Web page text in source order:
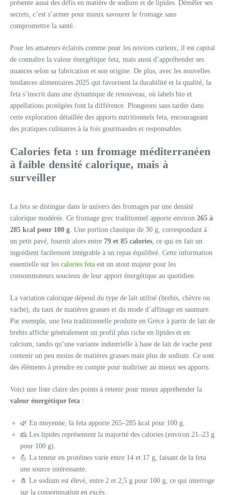
présente aussi des défis en matière de sodium et de lipides. Démêler ses
secrets, c’est s’armer pour mieux savourer le fromage sans
compromettre la santé.
Pour les amateurs éclairés comme pour les novices curieux, il est capital
de connaître la valeur énergétique feta, mais aussi d’appréhender ses
nuances selon sa fabrication et son origine. De plus, avec les nouvelles
tendances alimentaires 2025 qui favorisent la durabilité et la qualité, la
feta s’inscrit dans une dynamique de renouveau, où labels bio et
appellations protégées font la différence. Plongeons sans tarder dans
cette exploration détaillée des apports nutritionnels feta, encourageant
des pratiques culinaires à la fois gourmandes et responsables.
Calories feta : un fromage méditerranéen
à faible densité calorique, mais à
surveiller
La feta se distingue dans le univers des fromages par une densité
calorique modérée. Ce fromage grec traditionnel apporte environ 265 à
285 kcal pour 100 g. Une portion classique de 30 g, correspondant à
un petit pavé, fournit alors entre 79 et 85 calories, ce qui en fait un
ingrédient facilement intégrable à un repas équilibré. Cette information
essentielle sur les calories feta est un atout majeur pour les
consommateurs soucieux de leur apport énergétique au quotidien.
La variation calorique dépend du type de lait utilisé (brebis, chèvre ou
vache), du taux de matières grasses et du mode d’affinage en saumure.
Par exemple, une feta traditionnelle produite en Grèce à partir de lait de
brebis affiche généralement un profil plus riche en lipides et en
calcium, tandis qu’une variante industrielle à base de lait de vache peut
contenir un peu moins de matières grasses mais plus de sodium. Ce sont
des éléments à prendre en compte pour maîtriser au mieux ses apports.
Voici une liste claire des points à retenir pour mieux appréhender la
valeur énergétique feta :
🌿 En moyenne, la feta apporte 265–285 kcal pour 100 g.
🧀 Les lipides représentent la majorité des calories (environ 21–23 g
pour 100 g).
💪 La teneur en protéines varie entre 14 et 17 g, faisant de la feta
une source intéressante.
🧂 Le sodium est élevé, entre 2 et 2,5 g pour 100 g, ce qui interroge
sur la consommation en excès.